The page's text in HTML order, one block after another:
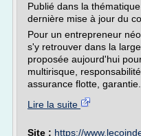
Publié dans la
dernière mise à jour du
Pour un entrepreneur
s'y retrouver dans la
proposée aujourd'hui
multirisque,
assurance flotte, garantie...
Lire la suite
Site : https://